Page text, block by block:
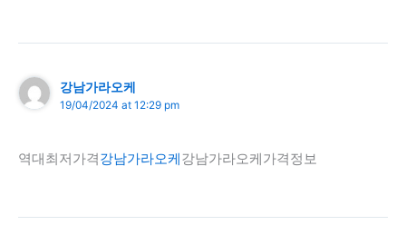
강남가라오케
19/04/2024 at 12:29 pm
역대최저가격강남가라오케강남가라오케가격정보